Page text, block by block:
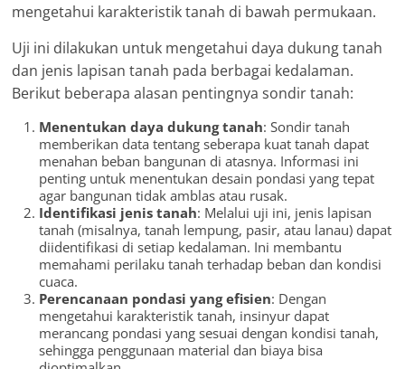
mengetahui karakteristik tanah di bawah permukaan.
Uji ini dilakukan untuk mengetahui daya dukung tanah
dan jenis lapisan tanah pada berbagai kedalaman.
Berikut beberapa alasan pentingnya sondir tanah:
Menentukan daya dukung tanah: Sondir tanah
memberikan data tentang seberapa kuat tanah dapat
menahan beban bangunan di atasnya. Informasi ini
penting untuk menentukan desain pondasi yang tepat
agar bangunan tidak amblas atau rusak.
Identifikasi jenis tanah: Melalui uji ini, jenis lapisan
tanah (misalnya, tanah lempung, pasir, atau lanau) dapat
diidentifikasi di setiap kedalaman. Ini membantu
memahami perilaku tanah terhadap beban dan kondisi
cuaca.
Perencanaan pondasi yang efisien: Dengan
mengetahui karakteristik tanah, insinyur dapat
merancang pondasi yang sesuai dengan kondisi tanah,
sehingga penggunaan material dan biaya bisa